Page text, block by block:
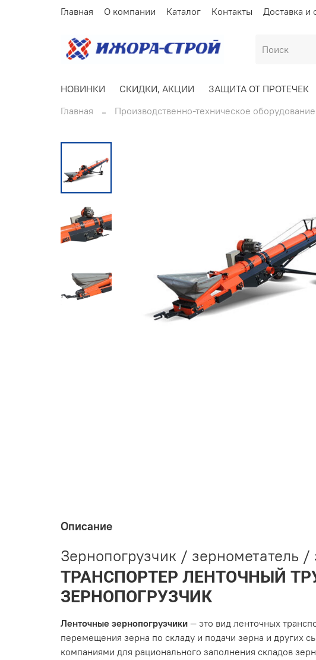
Главная О компании Каталог Контакты Доставка и
НОВИНКИ СКИДКИ, АКЦИИ ЗАЩИТА ОТ ПРОТЕЧЕК
Главная
Производственно-техническое
Описание
Зернопогрузчик / зернометатель
ТРАНСПОРТЕР ЛЕНТОЧНЫЙ
ЗЕРНОПОГРУЗЧИК
Ленточные зернопогрузчики — это вид ленточных
перемещения зерна по складу и подачи зерна и других
компаниями для рационального заполнения складов